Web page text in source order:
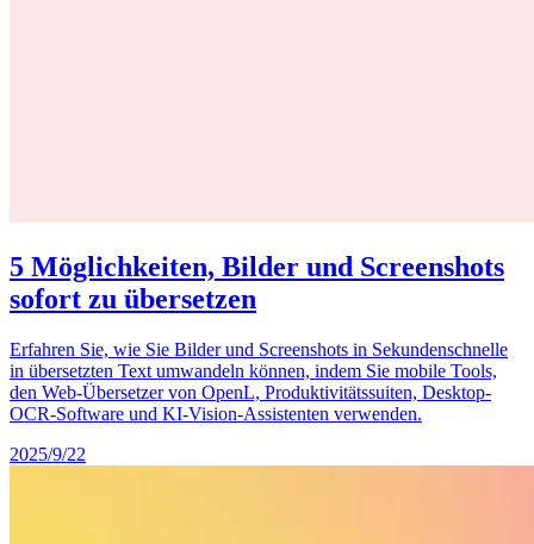
5 Möglichkeiten, Bilder und Screenshots
sofort zu übersetzen
Erfahren Sie, wie Sie Bilder und Screenshots in Sekundenschnelle
in übersetzten Text umwandeln können, indem Sie mobile Tools,
den Web-Übersetzer von OpenL, Produktivitätssuiten, Desktop-
OCR-Software und KI-Vision-Assistenten verwenden.
2025/9/22